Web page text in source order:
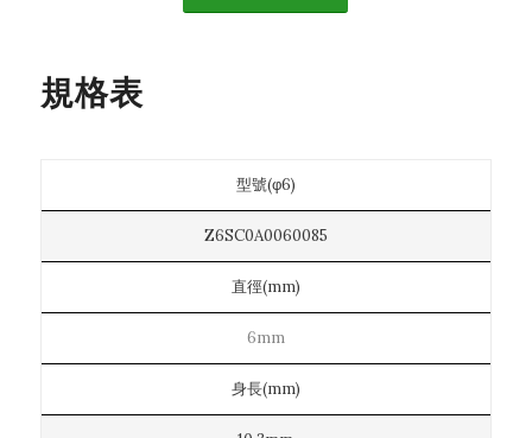
規格表
型號(φ6)
Z6SC0A0060085
直徑(mm)
6mm
身長(mm)